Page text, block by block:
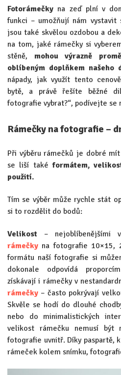
Fotorámečky na zeď plní v
funkci – umožňují nám vystavit
jsou také skvělou ozdobou a
na tom, jaké rámečky si
stěně, mohou výrazně
oblíbeným doplňkem našeho
nápady, jak využít tento
bytě, a právě řešíte běžné
fotografie vybrat?“, podívejte se
Rámečky na fotografie –
Při výběru rámečků je dobré
se liší takéformátem,
použití.
Tím se výběr může rychle stát
si to rozdělit do bodů:
Velikost – nejoblíbenějšími
rámečky na fotografie 10×15,
formátu naší fotografie si
dokonale odpovídá
získávají i rámečky v
rámečky – často pokrývají
Skvěle se hodí do dlouhé
nebo do minimalistických
velikost rámečku nemusí být
fotografie uvnitř. Díky paspartě,
rámeček kolem snímku,